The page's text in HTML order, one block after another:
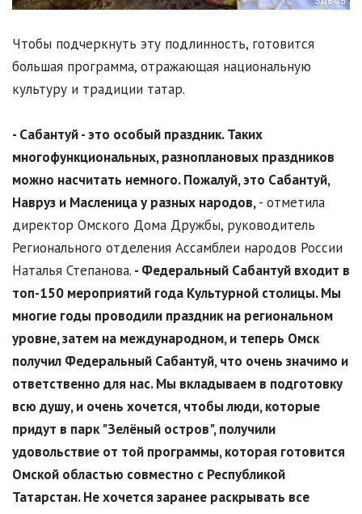
Чтобы подчеркнуть эту подлинность, готовится
большая программа, отражающая национальную
культуру и традиции татар.
- Сабантуй - это особый праздник. Таких
многофункциональных, разноплановых праздников
можно насчитать немного. Пожалуй, это Сабантуй,
Навруз и Масленица у разных народов,- отметила
директор Омского Дома Дружбы, руководитель
Регионального отделения Ассамблеи народов России
Наталья Степанова. - Федеральный Сабантуй входит в
топ-150 мероприятий года Культурной столицы. Мы
многие годы проводили праздник на региональном
уровне, затем на международном, и теперь Омск
получил Федеральный Сабантуй, что очень значимо и
ответственно для нас. Мы вкладываем в подготовку
всю душу, и очень хочется, чтобы люди, которые
придут в парк "Зелёный остров", получили
удовольствие от той программы, которая готовится
Омской областью совместно с Республикой
Татарстан. Не хочется заранее раскрывать все